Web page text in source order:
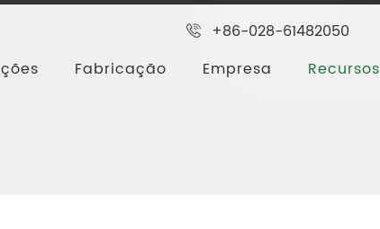
+86-028-61482050
Fabricação Empresa Recursos